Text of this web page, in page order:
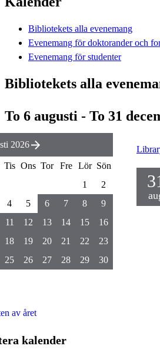
Bibliotekets alla evenemang
Evenemang för doktorander och
Evenemang för studenter
Bibliotekets alla
To 6 augusti - To 31
2026
Tis Ons Tor Fre Lör Sön
1
2
4
5 6 7 8
9
11
12 13 14 15
16
18
19 20 21 22
23
25
26 27 28 29 30
av året
kalender